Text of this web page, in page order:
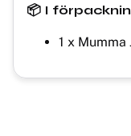
📦 I
1 x